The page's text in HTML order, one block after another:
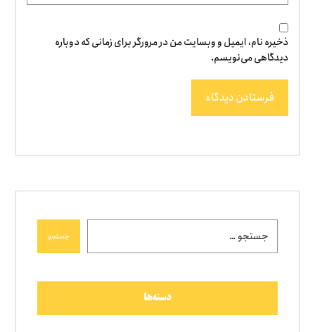
ذخیره نام، ایمیل و وبسایت من در مرورگر برای زمانی که دوباره
دیدگاهی می‌نویسم.
فرستادن دیدگاه
جستجو
دسته‌ها